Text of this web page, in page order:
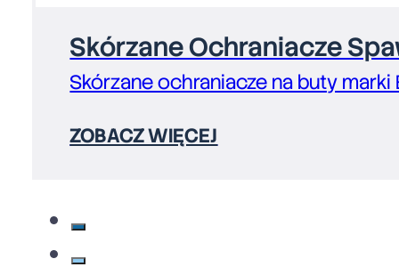
Skórzane Ochraniacze
Skórzane ochraniacze na buty
ZOBACZ WIĘCEJ